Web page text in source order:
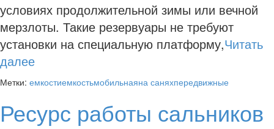
условиях продолжительной зимы или вечной
мерзлоты. Такие резервуары не требуют
установки на специальную платформу,Читать
далее
Метки: емкостиемкостьмобильнаяна саняхпередвижные
Ресурс работы сальников